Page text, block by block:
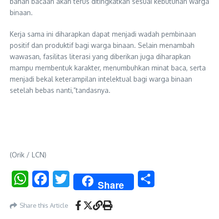
binaan.
Kerja sama ini diharapkan dapat menjadi wadah pembinaan
positif dan produktif bagi warga binaan. Selain menambah
wawasan, fasilitas literasi yang diberikan juga diharapkan
mampu membentuk karakter, menumbuhkan minat baca, serta
menjadi bekal keterampilan intelektual bagi warga binaan
setelah bebas nanti,”tandasnya.
(Orik / LCN)
WhatsAppFacebookTwitter Share
Share this Article